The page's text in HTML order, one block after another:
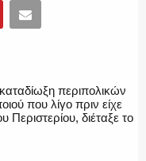
περιπολικών
που λίγο πριν είχε
Περιστερίου, διέταξε το